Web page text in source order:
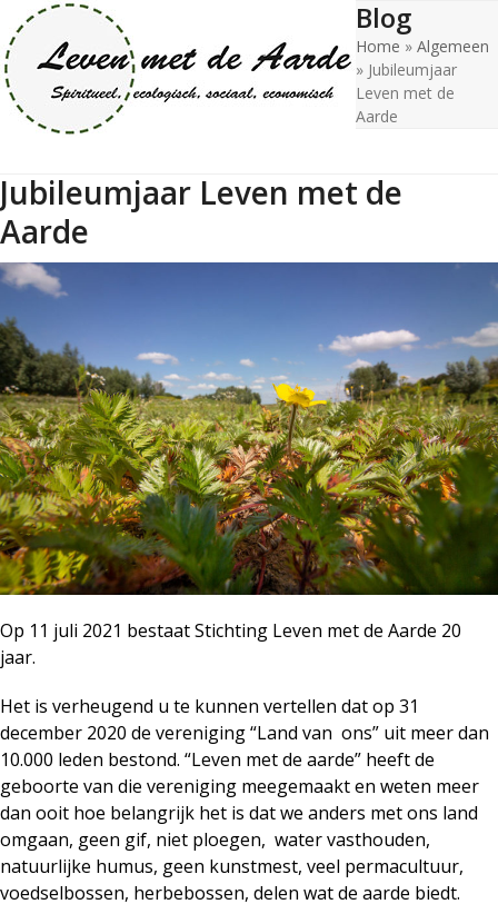
Skip
to
content
Open
mobile
menu
Close
mobile
menu
Blog
Home » Algemeen
» Jubileumjaar
Leven met de
Aarde
Jubileumjaar Leven met de
Aarde
Op 11 juli 2021 bestaat Stichting Leven met de Aarde 20
jaar.
Het is verheugend u te kunnen vertellen dat op 31
december 2020 de vereniging “Land van ons” uit meer dan
10.000 leden bestond. “Leven met de aarde” heeft de
geboorte van die vereniging meegemaakt en weten meer
dan ooit hoe belangrijk het is dat we anders met ons land
omgaan, geen gif, niet ploegen, water vasthouden,
natuurlijke humus, geen kunstmest, veel permacultuur,
voedselbossen, herbebossen, delen wat de aarde biedt.